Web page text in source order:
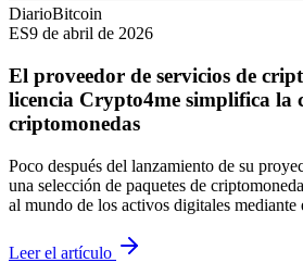
DiarioBitcoin
ES9 de abril de 2026
El proveedor de servicios de
licencia Crypto4me simplifica la
criptomonedas
Poco después del lanzamiento de su
una selección de paquetes de
al mundo de los activos digitales mediante
Leer el artículo